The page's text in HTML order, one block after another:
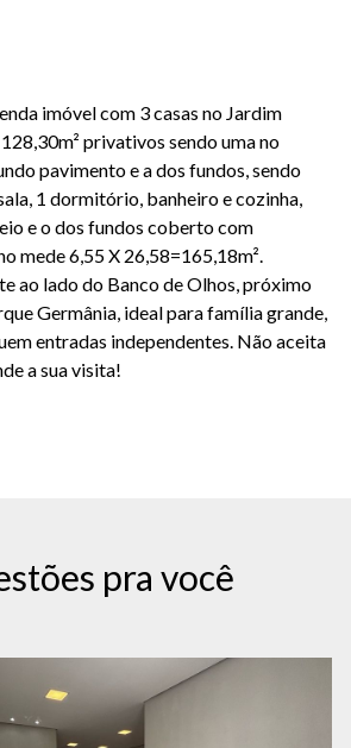
imóvel com 3 casas no Jardim
privativos sendo uma no
pavimento e a dos fundos, sendo
1 dormitório, banheiro e cozinha,
e o dos fundos coberto com
mede 6,55 X 26,58=165,18m².
ao lado do Banco de Olhos, próximo
Germânia, ideal para família grande,
entradas independentes. Não aceita
a sua visita!
pra você